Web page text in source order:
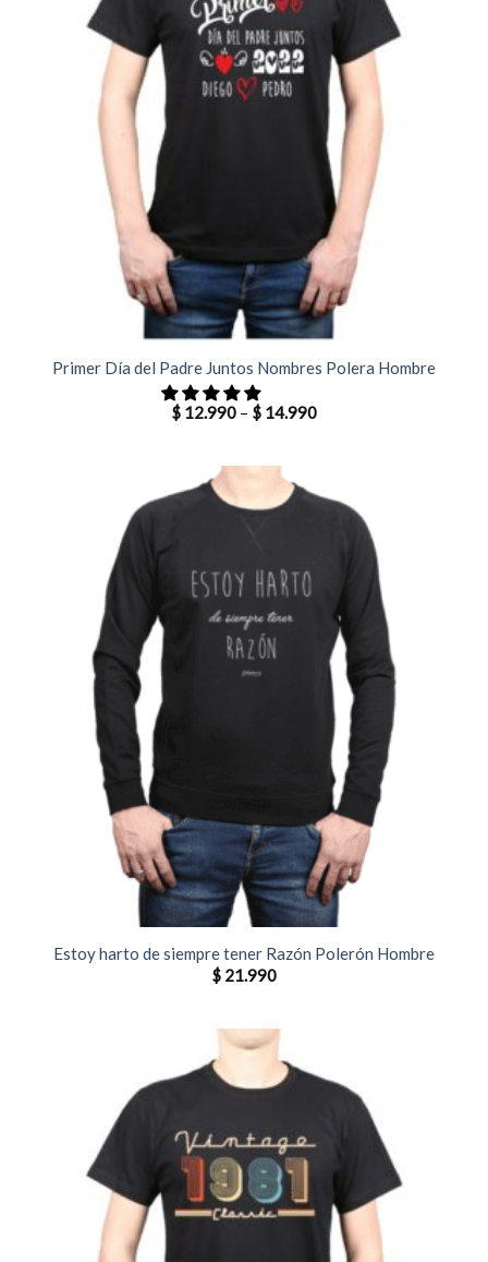
Primer Día del Padre Juntos Nombres Polera Hombre
$ 12.990 – $ 14.990
Estoy harto de siempre tener Razón Polerón Hombre
$ 21.990